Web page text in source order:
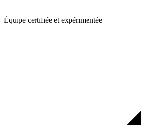
Équipe certifiée et expérimentée